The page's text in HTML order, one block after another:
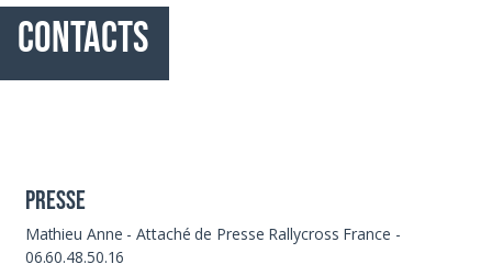
Paddock
Organisation
Contacts
Presse
Mathieu Anne - Attaché de Presse Rallycross France -
06.60.48.50.16